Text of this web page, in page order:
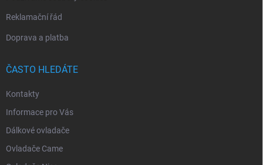
Reklamační řád
Doprava a platba
ČASTO HLEDÁTE
Kontakty
Informace pro Vás
Dálkové ovladače
Ovladače Came